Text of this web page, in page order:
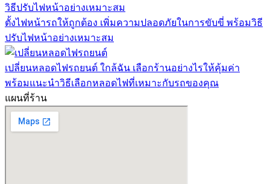
ตั้งไฟหน้ารถให้ถูกต้อง เพิ่มความปลอดภัยในการขับขี่ พร้อมวิธี
ปรับไฟหน้าอย่างเหมาะสม
เปลี่ยนหลอดไฟรถยนต์ ใกล้ฉัน เลือกร้านอย่างไรให้คุ้มค่า
พร้อมแนะนำวิธีเลือกหลอดไฟที่เหมาะกับรถของคุณ
แผนที่ร้าน